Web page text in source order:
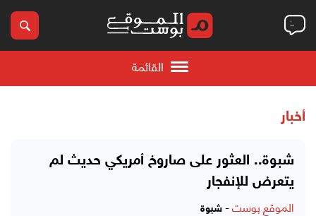
القائمة
أخبار
شبوة.. العثور على صاروخ أمريكي حديث لم
يتعرض للإنفجار
الموقع بوست- شبوة